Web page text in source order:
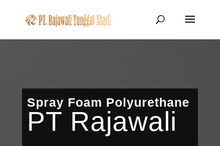
Spray Foam Polyurethane
PT Rajawali